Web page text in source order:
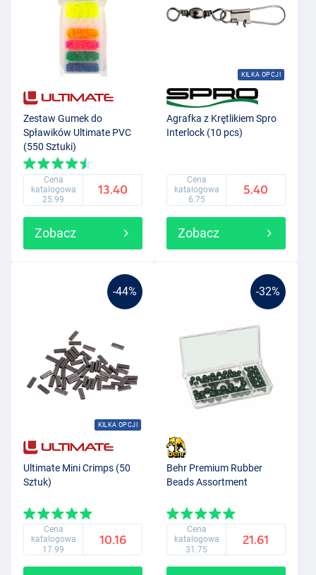
Zestaw Gumek do
Spławików Ultimate PVC
(550 Sztuki)
Cena
katalogowa
25.99
13.40
Zobacz
KILKA OPCJI
Agrafka z Krętlikiem Spro
Interlock (10 pcs)
Cena
katalogowa
6.75
5.40
Zobacz
-44%
KILKA OPCJI
Ultimate Mini Crimps (50
Sztuk)
Cena
katalogowa
17.99
10.16
-32%
Behr Premium Rubber
Beads Assortment
Cena
katalogowa
31.75
21.61